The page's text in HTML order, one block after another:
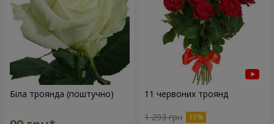
Біла троянда (поштучно) 11 червоних троянд
1 293 грн